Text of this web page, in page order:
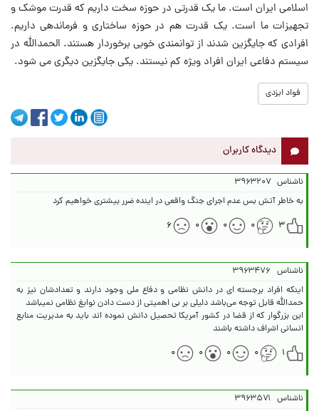
اسلامی ایران است. ما یک قدرتی در حوزه سخت داریم که قدرت موشک و
تجهیزات ما است. یک قدرت هم در حوزه ساختاری و فرماندهی داریم.
افرادی که جایگزین شدند از توانمندی خوبی برخوردار هستند. الحمدالله در
سیستم دفاعی ایران افراد ویژه کم نیستند. یکی جایگزین دیگری می شود.
فواد ایزدی
دیدگاه کاربران
ناشناس ۳۹۶۳۲۰۷
به خاطر آتش بس عدم اجرای جنگ واقعی در اینده ضرر بیشتری خواهیم کرد
۳
۰ ۰ ۰ ۶
ناشناس ۳۹۶۳۴۷۶
اینکه افراد برجسته ای در دانش نظامی و دفاع ملی وجود دارند و تعدادشان نیز به
این بزرگوار که از قضا در کشور آمریکا تحصیل دانش نموده اند باید به مدیریت منابع
انسانی اشراف داشته باشند
۱
۰ ۰ ۰ ۰
ناشناس ۳۹۶۳۵۷۱